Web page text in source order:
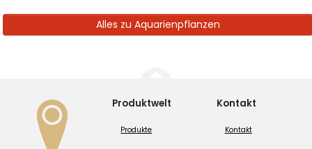
Alles zu Aquarienpflanzen
Produktwelt
Produkte
Kontakt
Kontakt